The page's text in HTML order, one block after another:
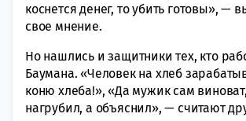
коснется денег, то убить готовы», —
свое мнение.
Но нашлись и защитники тех, кто
Баумана. «Человек на хлеб
коню хлеба!», «Да мужик сам
нагрубил, а объяснил», — считают